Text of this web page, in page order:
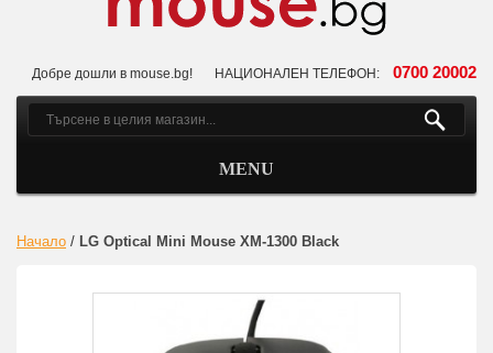
Добре дошли в mouse.bg! НАЦИОНАЛЕН ТЕЛЕФОН: 0700 20002
MENU
Начало / LG Optical Mini Mouse XM-1300 Black